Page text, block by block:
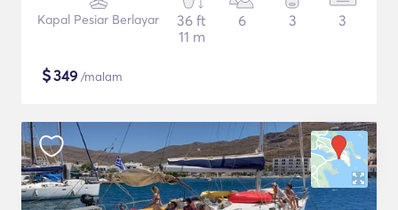
Kapal Pesiar Berlayar
36 ft
11 m
6 3 3
$349 /malam